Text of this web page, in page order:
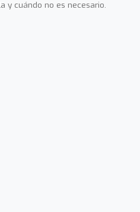
y cuándo no es necesario.